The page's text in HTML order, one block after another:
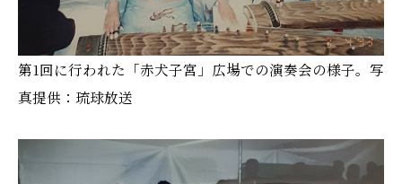
第1回に行われた「赤犬子宮」広場での演奏会の様子。写
真提供：琉球放送